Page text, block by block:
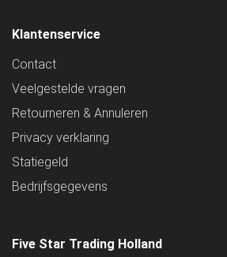
Klantenservice
Contact
Veelgestelde vragen
Retourneren & Annuleren
Privacy verklaring
Statiegeld
Bedrijfsgegevens
Five Star Trading Holland